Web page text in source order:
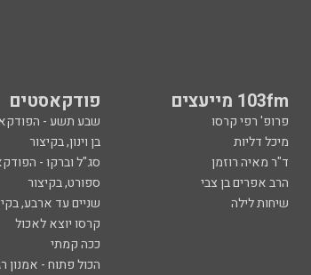
103fm מייעצים פודקאסטים
פרופ' רפי קרסו שבע תשע -
מיכל דליות בן וינון, בקיצור
ד"ר מאיה רוזמן סג"ל וברקו -
הרב אפרים בן צבי ספורט, בקיצור
שיחות לילה שניים עד ארבע,
קרסו יוצא לאכול
ככה קמתי
הכול פתוח - אמנון